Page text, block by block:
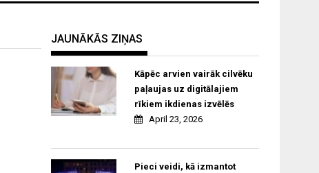
JAUNĀKĀS ZIŅAS
Kāpēc arvien vairāk cilvēku
paļaujas uz digitālajiem
rīkiem ikdienas izvēlēs
April 23, 2026
Pieci veidi, kā izmantot